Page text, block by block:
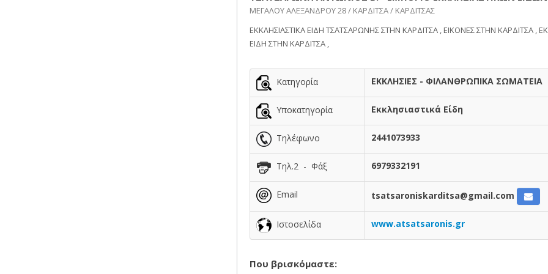
ΜΕΓΑΛΟΥ ΑΛΕΞΑΝΔΡΟΥ 28 / ΚΑΡΔΙΤΣΑ / ΚΑΡΔΙΤΣΑΣ
ΕΚΚΛΗΣΙΑΣΤΙΚΑ ΕΙΔΗ ΤΣΑΤΣΑΡΩΝΗΣ ΣΤΗΝ ΚΑΡΔΙΤΣΑ , ΕΙΚΟΝΕΣ ΣΤΗΝ ΚΑΡΔΙΤΣΑ ,
ΕΙΔΗ ΣΤΗΝ ΚΑΡΔΙΤΣΑ ,
Κατηγορία ΕΚΚΛΗΣΙΕΣ - ΦΙΛΑΝΘΡΩΠΙΚΑ ΣΩΜΑΤΕΙΑ
Υποκατηγορία Εκκλησιαστικά Είδη
Τηλέφωνο 2441073933
Τηλ.2 - Φάξ 6979332191
Email tsatsaroniskarditsa@gmail.com
Ιστοσελίδα www.atsatsaronis.gr
Που βρισκόμαστε: